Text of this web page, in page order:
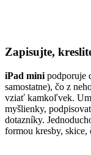
Zapisujte,
iPad mini podporuje
samostatne), čo z
vziať kamkoľvek.
myšlienky,
dotazníky.
formou kresby, skice,